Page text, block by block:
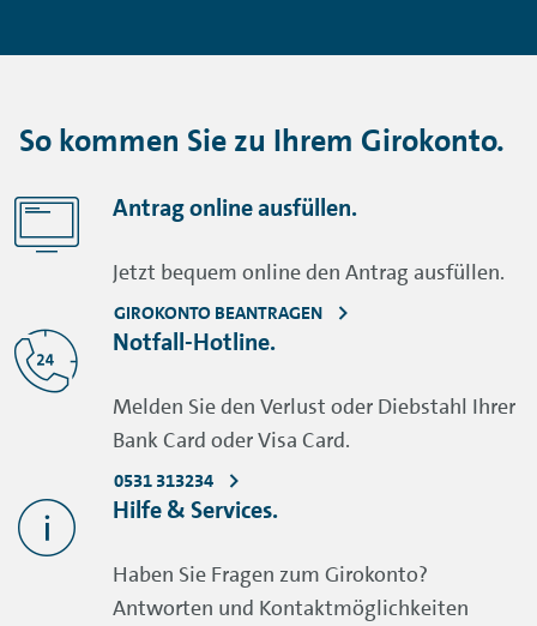
So kommen Sie zu Ihrem Girokonto.
Antrag online ausfüllen.
Jetzt bequem online den Antrag ausfüllen.
GIROKONTO BEANTRAGEN
Notfall-Hotline.
Melden Sie den Verlust oder Diebstahl Ihrer
Bank Card oder Visa Card.
0531 313234
Hilfe & Services.
Haben Sie Fragen zum Girokonto?
Antworten und Kontaktmöglichkeiten